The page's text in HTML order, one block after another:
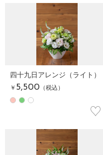
四十九日アレンジ（ライト）
￥ 5,500 （税込）
♡